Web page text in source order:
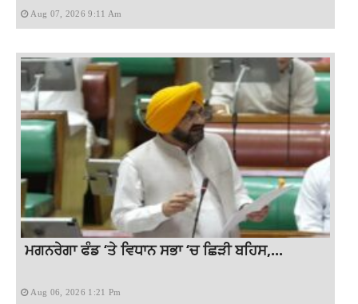
Aug 07, 2026 9:11 Am
ਮਗਨਰੇਗਾ ਫੰਡ ‘ਤੇ ਵਿਧਾਨ ਸਭਾ ‘ਚ ਛਿੜੀ ਬਹਿਸ,...
Aug 06, 2026 1:21 Pm